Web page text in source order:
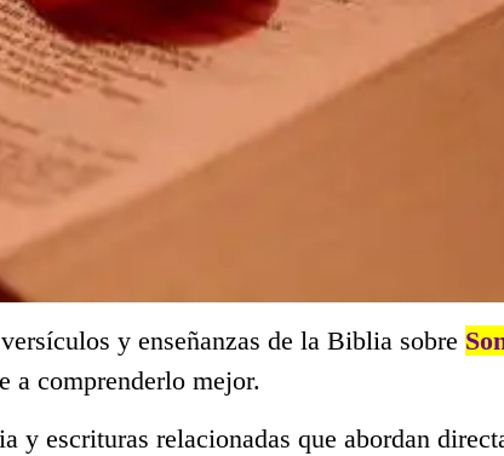
y enseñanzas de la Biblia sobre
a comprenderlo mejor.
escrituras relacionadas que abordan